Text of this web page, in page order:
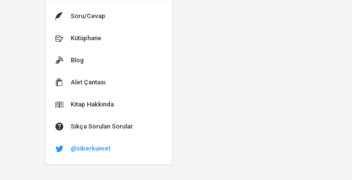
Soru/Cevap
Kütüphane
Blog
Alet Çantası
Kitap Hakkında
Sıkça Sorulan Sorular
@siberkuvvet